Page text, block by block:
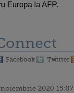
Europa la AFP.
Facebook Twitter
noiembrie 2020 15:07